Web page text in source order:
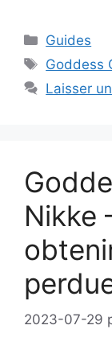
Catégories
Guides
Étiquettes
Goddess
Laisser
Nikke
2023-07-29